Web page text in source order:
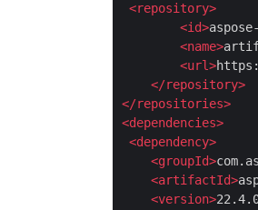
<repository>
<id>
<name>
<url>
</repository>
</repositories>
<dependencies>
<dependency>
<groupId>
<artifactId>
<version>